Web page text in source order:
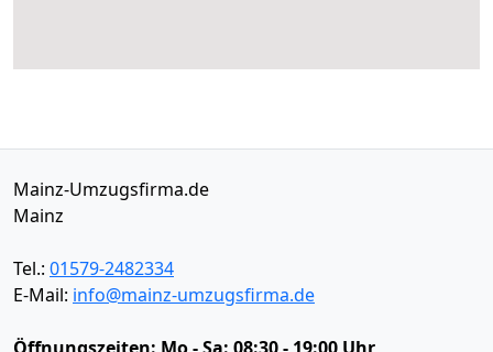
Mainz-Umzugsfirma.de
Mainz
Tel.: 01579-2482334
E-Mail: info@mainz-umzugsfirma.de